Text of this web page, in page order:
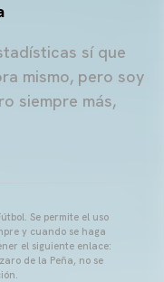
sí que
mismo, pero soy
siempre más,
Se permite el uso
y cuando se haga
el siguiente enlace:
de la Peña, no se